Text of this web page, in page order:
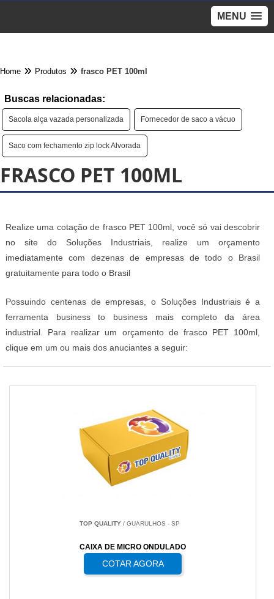
MENU
Home Produtos frasco PET 100ml
Buscas relacionadas:
Sacola alça vazada personalizada Fornecedor de saco a vácuo
Saco com fechamento zip lock Alvorada
FRASCO PET 100ML
Realize uma cotação de frasco PET 100ml, você só vai descobrir
no site do Soluções Industriais, realize um orçamento
imediatamente com dezenas de empresas de todo o Brasil
gratuitamente para todo o Brasil
Possuindo centenas de empresas, o Soluções Industriais é a
ferramenta business to business mais completo da área
industrial. Para realizar um orçamento de frasco PET 100ml,
clique em um ou mais dos anuciantes a seguir:
TOP QUALITY/ GUARULHOS - SP
CAIXA DE MICRO ONDULADO
COTAR AGORA